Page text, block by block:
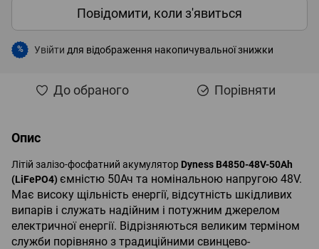
Повідомити, коли з'явиться
% Увійти для відображення накопичувальної знижки
До обраного Порівняти
Опис
Літій залізо-фосфатний акумулятор Dyness B4850-48V-50Ah
(LiFePO4) ємністю 50Ач та номінальною напругою 48V.
Має високу щільність енергії, відсутність шкідливих
випарів і служать надійним і потужним джерелом
електричної енергії. Відрізняються великим терміном
служби порівняно з традиційними свинцево-